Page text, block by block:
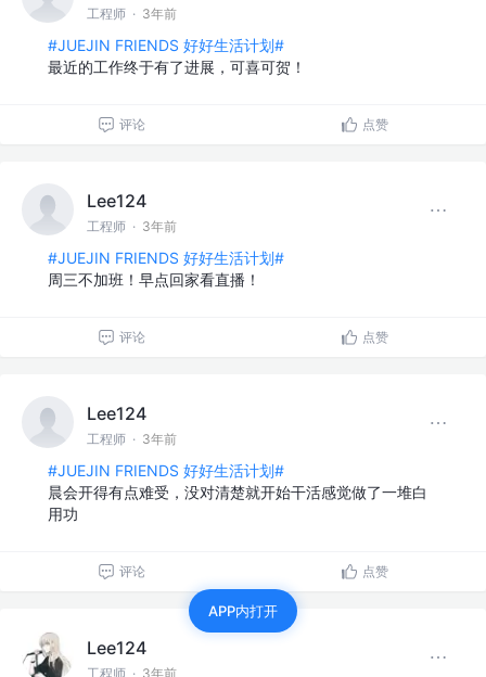
工程师 · 3年前
#JUEJIN FRIENDS 好好生活计划#
最近的工作终于有了进展，可喜可贺！
评论 点赞
Lee124
工程师 · 3年前
#JUEJIN FRIENDS 好好生活计划#
周三不加班！早点回家看直播！
评论 点赞
Lee124
工程师 · 3年前
#JUEJIN FRIENDS 好好生活计划#
晨会开得有点难受，没对清楚就开始干活感觉做了一堆白
用功
评论 点赞
Lee124
工程师 · 3年前
APP内打开